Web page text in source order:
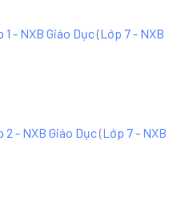
- NXB Giáo Dục(Lớp 7 - NXB
2 - NXB Giáo Dục(Lớp 7 - NXB